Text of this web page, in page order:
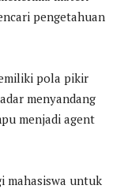
pengetahuan
pola pikir
menyandang
menjadi agent
mahasiswa untuk